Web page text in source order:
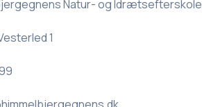
Natur- og Idrætsefterskole
1